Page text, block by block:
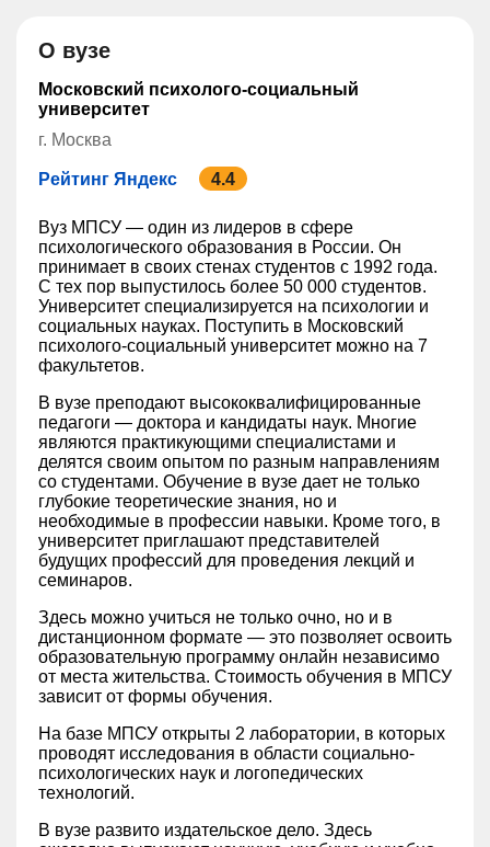
О вузе
Московский психолого-социальный
университет
г. Москва
Рейтинг Яндекс 4.4
Вуз МПСУ — один из лидеров в сфере
психологического образования в России. Он
принимает в своих стенах студентов с 1992 года.
С тех пор выпустилось более 50 000 студентов.
Университет специализируется на психологии и
социальных науках. Поступить в Московский
психолого-социальный университет можно на 7
факультетов.
В вузе преподают высококвалифицированные
педагоги — доктора и кандидаты наук. Многие
являются практикующими специалистами и
делятся своим опытом по разным направлениям
со студентами. Обучение в вузе дает не только
глубокие теоретические знания, но и
необходимые в профессии навыки. Кроме того, в
университет приглашают представителей
будущих профессий для проведения лекций и
семинаров.
Здесь можно учиться не только очно, но и в
дистанционном формате — это позволяет освоить
образовательную программу онлайн независимо
от места жительства. Стоимость обучения в МПСУ
зависит от формы обучения.
На базе МПСУ открыты 2 лаборатории, в которых
проводят исследования в области социально-
психологических наук и логопедических
технологий.
В вузе развито издательское дело. Здесь